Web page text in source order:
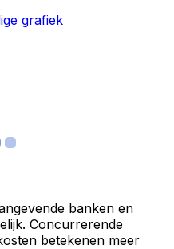
grafiek
banken en
Concurrerende
betekenen meer